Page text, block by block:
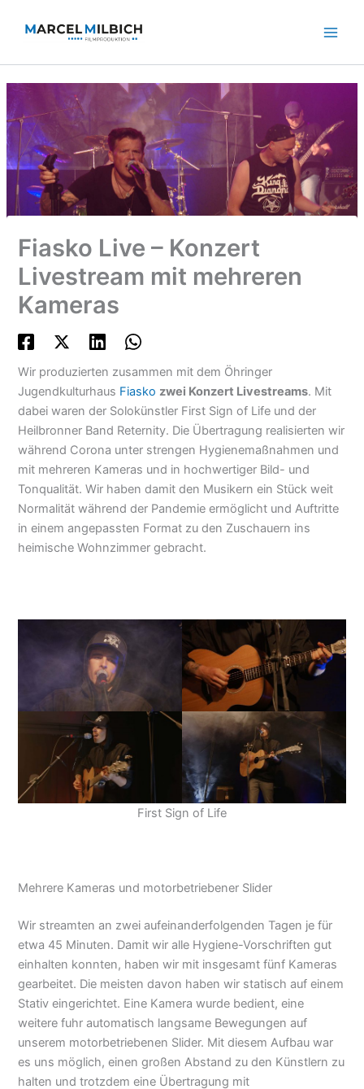
Inhalt
Fiasko Live – Konzert
Livestream mit mehreren
Kameras
Wir produzierten zusammen mit dem Öhringer
Jugendkulturhaus Fiasko zwei Konzert Livestreams. Mit
dabei waren der Solokünstler First Sign of Life und der
Heilbronner Band Reternity. Die Übertragung realisierten wir
während Corona unter strengen Hygienemaßnahmen und
mit mehreren Kameras und in hochwertiger Bild- und
Tonqualität. Wir haben damit den Musikern ein Stück weit
Normalität während der Pandemie ermöglicht und Auftritte
in einem angepassten Format zu den Zuschauern ins
heimische Wohnzimmer gebracht.
First Sign of Life
Mehrere Kameras und motorbetriebener Slider
Wir streamten an zwei aufeinanderfolgenden Tagen je für
etwa 45 Minuten. Damit wir alle Hygiene-Vorschriften gut
einhalten konnten, haben wir mit insgesamt fünf Kameras
gearbeitet. Die meisten davon haben wir statisch auf einem
Stativ eingerichtet. Eine Kamera wurde bedient, eine
weitere fuhr automatisch langsame Bewegungen auf
unserem motorbetriebenen Slider. Mit diesem Aufbau war
es uns möglich, einen großen Abstand zu den Künstlern zu
halten und trotzdem eine Übertragung mit